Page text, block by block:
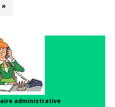
»
administrative